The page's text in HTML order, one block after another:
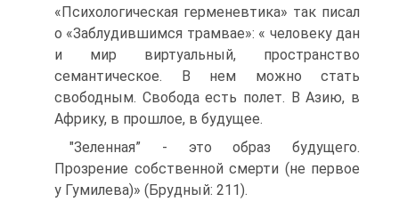
«Психологическая герменевтика» так писал
о «Заблудившимся трамвае»: « человеку дан
и мир виртуаль­ный, пространство
семантическое. В нем можно стать
свободным. Сво­бода есть полет. В Азию, в
Африку, в прошлое, в будущее.
"Зеленная” - это образ будущего.
Прозрение собственной смерти (не первое
у Гумилева)» (Брудный: 211).